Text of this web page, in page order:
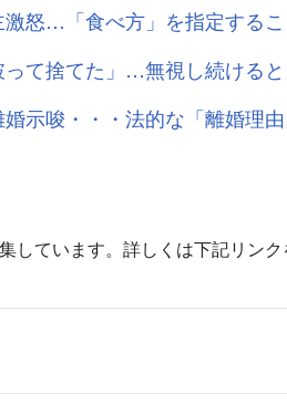
怒…「食べ方」を指定する
て捨てた」…無視し続けると
示唆・・・法的な「離婚理
しています。詳しくは下記リンク